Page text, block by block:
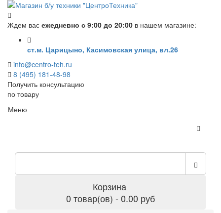
Ждем вас ежедневно с 9:00 до 20:00 в нашем магазине:
ст.м. Царицыно, Касимовская улица, вл.26
info@centro-teh.ru
8 (495) 181-48-98
Получить консультацию
по товару
Меню
Корзина
0 товар(ов) - 0.00 руб